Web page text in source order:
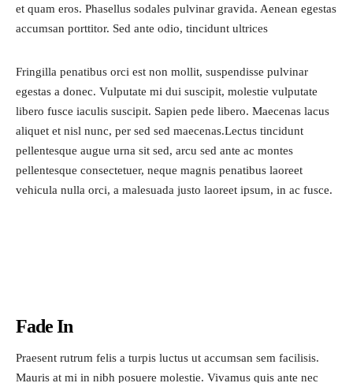
et quam eros. Phasellus sodales pulvinar gravida. Aenean egestas
accumsan porttitor. Sed ante odio, tincidunt ultrices
Fringilla penatibus orci est non mollit, suspendisse pulvinar
egestas a donec. Vulputate mi dui suscipit, molestie vulputate
libero fusce iaculis suscipit. Sapien pede libero. Maecenas lacus
aliquet et nisl nunc, per sed sed maecenas.Lectus tincidunt
pellentesque augue urna sit sed, arcu sed ante ac montes
pellentesque consectetuer, neque magnis penatibus laoreet
vehicula nulla orci, a malesuada justo laoreet ipsum, in ac fusce.
Fade In
Praesent rutrum felis a turpis luctus ut accumsan sem facilisis.
Mauris at mi in nibh posuere molestie. Vivamus quis ante nec